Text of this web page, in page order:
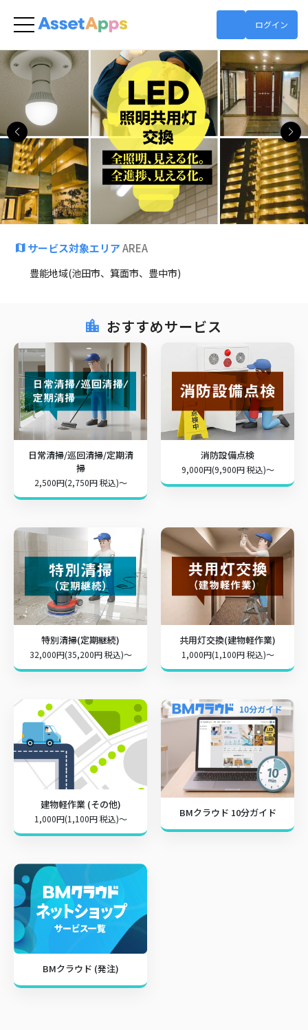
ログイン
ネットショップ
サービス対象エリアAREA
豊能地域(池田市、箕面市、豊中市)
おすすめサービス
日常清掃/巡回清掃/定期清
掃
2,500円(2,750円 税込)～
消防設備点検
9,000円(9,900円 税込)～
特別清掃(定期継続)
32,000円(35,200円 税込)～
共用灯交換(建物軽作業)
1,000円(1,100円 税込)～
建物軽作業 (その他)
1,000円(1,100円 税込)～
BMクラウド 10分ガイド
BMクラウド (発注)